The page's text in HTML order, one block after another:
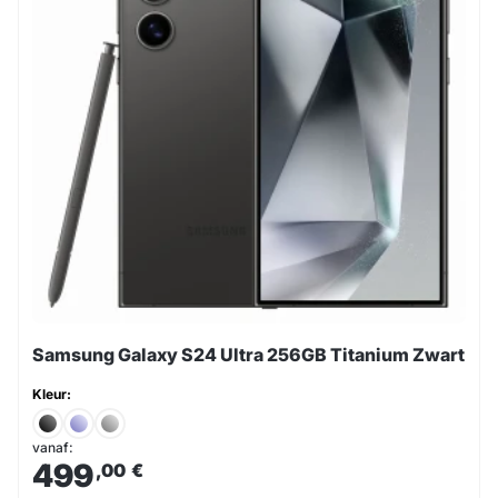
Samsung Galaxy S24 Ultra 256GB Titanium Zwart
Kleur:
vanaf:
499,00 €